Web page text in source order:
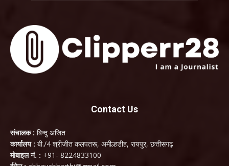
Contact Us
संचालक : बिन्दु अजित
कार्यालय : बी./4 श्रीजीत कलपतरू, अमील्हडीह, रायपुर, छत्तीसगढ़
मोबाइल नं. : +91- 8224833100